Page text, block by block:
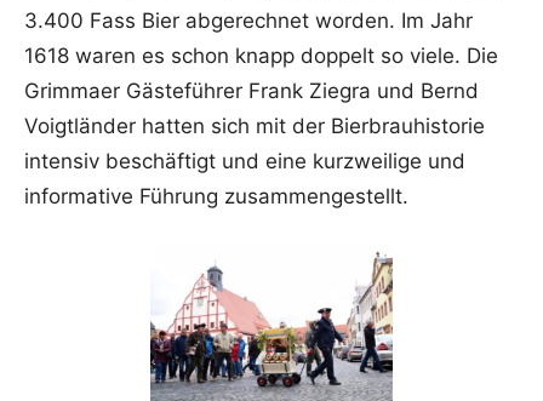
3.400 Fass Bier abgerechnet worden. Im Jahr
1618 waren es schon knapp doppelt so viele. Die
Grimmaer Gästeführer Frank Ziegra und Bernd
Voigtländer hatten sich mit der Bierbrauhistorie
intensiv beschäftigt und eine kurzweilige und
informative Führung zusammengestellt.